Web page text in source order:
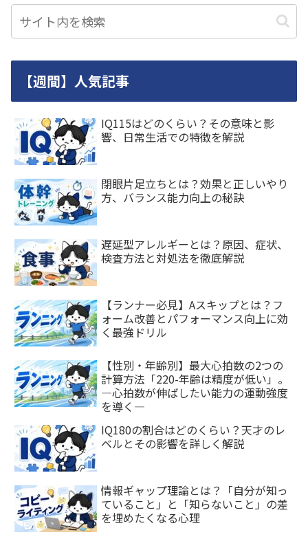
【週間】人気記事
IQ115はどのくらい？その意味と影
響、日常生活での特徴を解説
閉眼片足立ちとは？効果と正しいやり
方、バランス能力向上の秘訣
遅延型アレルギーとは？原因、症状、
検査方法と対処法を徹底解説
【ランナー必見】Aスキップとは？フ
ォーム改善とパフォーマンス向上に効
く最強ドリル
【性別・年齢別】最大心拍数の2つの
計算方法「220-年齢は精度が低い」。
―心拍数が伸ばしたい能力の運動強度
を導く―
IQ180の割合はどのくらい？天才のレ
ベルとその影響を詳しく解説
情報ギャップ理論とは？「自分が知っ
ていること」と「知らないこと」の差
を埋めたくなる心理